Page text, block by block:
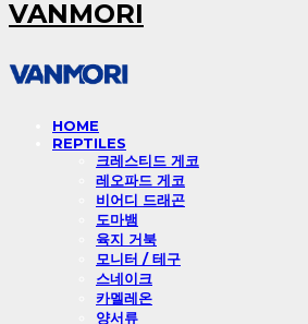
VANMORI
HOME
REPTILES
크레스티드 게코
레오파드 게코
비어디 드래곤
도마뱀
육지 거북
모니터 / 테구
스네이크
카멜레온
양서류